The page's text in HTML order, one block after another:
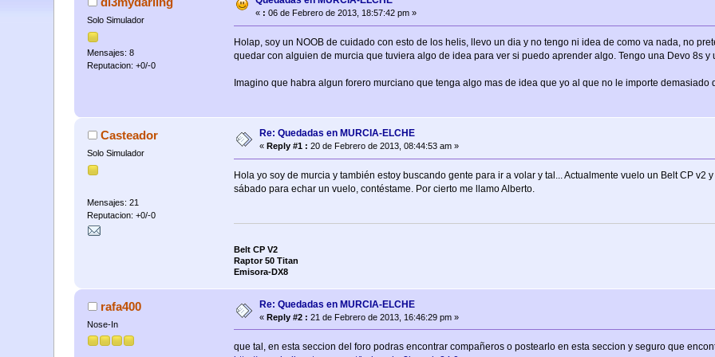
Solo Simulador
Mensajes: 8
Reputacion: +0/-0
« : 06 de Febrero de 2013, 18:57:42 pm »
Holap, soy un NOOB de cuidado con esto de los helis, llevo un dia y no tengo ni idea de como va nada, no
quedar con alguien de murcia que tuviera algo de idea para ver si puedo aprender algo. Tengo una Devo 8s y
Imagino que habra algun forero murciano que tenga algo mas de idea que yo al que no le importe
Casteador
Solo Simulador
Mensajes: 21
Reputacion: +0/-0
Re: Quedadas en MURCIA-ELCHE
« Reply #1 : 20 de Febrero de 2013, 08:44:53 am »
Hola yo soy de murcia y también estoy buscando gente para ir a volar y tal... Actualmente vuelo un Belt CP
sábado para echar un vuelo, contéstame. Por cierto me llamo Alberto.
Belt CP V2
Raptor 50 Titan
Emisora-DX8
rafa400
Nose-In
Re: Quedadas en MURCIA-ELCHE
«Reply #2 : 21 de Febrero de 2013, 16:46:29 pm »
que tal, en esta seccion del foro podras encontrar compañeros o postearlo en esta seccion y seguro que